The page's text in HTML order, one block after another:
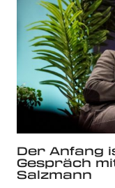
Der Anfang
Gespräch
Salzmann